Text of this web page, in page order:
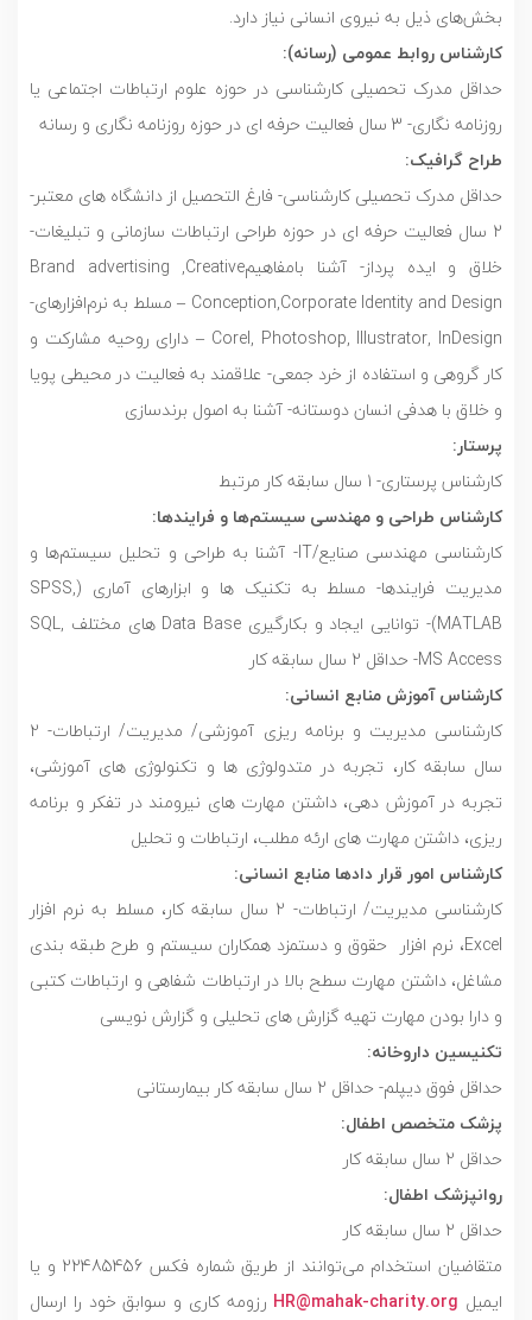
بخش‌های ذیل به نیروی انسانی نیاز دارد.
کارشناس روابط عمومی (رسانه):
حداقل مدرک تحصیلی کارشناسی در حوزه علوم ارتباطات اجتماعی یا
روزنامه نگاری- 3 سال فعالیت حرفه ای در حوزه روزنامه نگاری و رسانه
طراح گرافیک:
حداقل مدرک تحصیلی کارشناسی- فارغ التحصیل از دانشگاه های معتبر-
2 سال فعالیت حرفه ای در حوزه طراحی ارتباطات سازمانی و تبلیغات-
خلاق و ایده پرداز- آشنا بامفاهیمBrand advertising ,Creative
Conception,Corporate Identity and Design – مسلط به نرم‌افزارهای-
Corel, Photoshop, Illustrator, InDesign – دارای روحیه مشارکت و
کار گروهی و استفاده از خرد جمعی- علاقمند به فعالیت در محیطی پویا
و خلاق با هدفی انسان دوستانه- آشنا به اصول برندسازی
پرستار:
کارشناس پرستاری- 1 سال سابقه کار مرتبط
کارشناس طراحی و مهندسی سیستم‌ها و فرایند‌ها:
کارشناسی مهندسی صنایع/IT- آشنا به طراحی و تحلیل سیستم‌ها و
مدیریت فرایند‌ها- مسلط به تکنیک ‌ها و ابزارهای آماری (SPSS,
MATLAB)- توانایی ایجاد و بکارگیری Data Base های مختلف SQL,
MS Access- حداقل 2 سال سابقه کار
کارشناس آموزش منابع انسانی:
کارشناسی مدیریت و برنامه ریزی آموزشی/ مدیریت/ ارتباطات- 2
سال سابقه کار، تجربه در متدولوژی ها و تکنولوژی های آموزشی،
تجربه در آموزش دهی، داشتن مهارت های نیرومند در تفکر و برنامه
ریزی، داشتن مهارت های ارئه مطلب، ارتباطات و تحلیل
کارشناس امور قرار دادها منابع انسانی:
کارشناسی مدیریت/ ارتباطات- 2 سال سابقه کار، مسلط به نرم افزار
Excel، نرم افزار حقوق و دستمزد همکاران سیستم و طرح طبقه بندی
مشاغل، داشتن مهارت سطح بالا در ارتباطات شفاهی و ارتباطات کتبی
و دارا بودن مهارت تهیه گزارش های تحلیلی و گزارش نویسی
تکنیسین داروخانه:
حداقل فوق دیپلم- حداقل 2 سال سابقه کار بیمارستانی
پزشک متخصص اطفال:
حداقل 2 سال سابقه کار
روانپزشک اطفال:
حداقل 2 سال سابقه کار
متقاضیان استخدام می‌توانند از طریق شماره فکس 22485456 و یا
ایمیل HR@mahak-charity.org رزومه‌ کاری و سوابق خود را ارسال